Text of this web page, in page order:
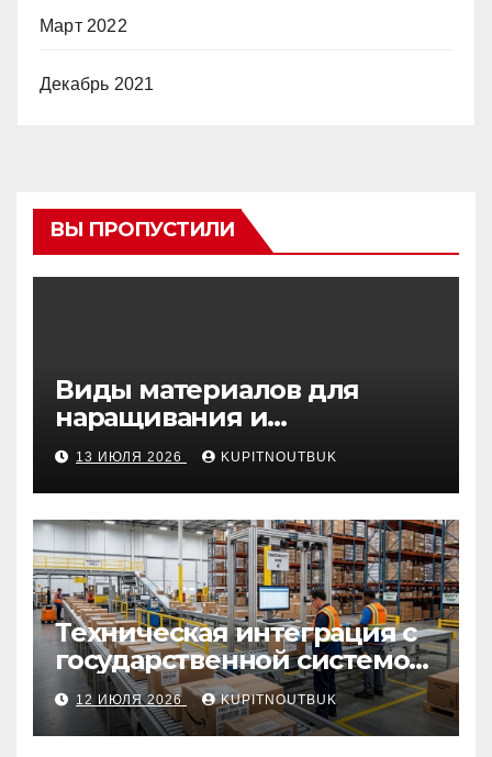
Март 2022
Декабрь 2021
ВЫ ПРОПУСТИЛИ
Виды материалов для
наращивания и
моделирования ногтей
13 ИЮЛЯ 2026 KUPITNOUTBUK
Техническая интеграция с
государственной системой
«Честный знак
12 ИЮЛЯ 2026 KUPITNOUTBUK